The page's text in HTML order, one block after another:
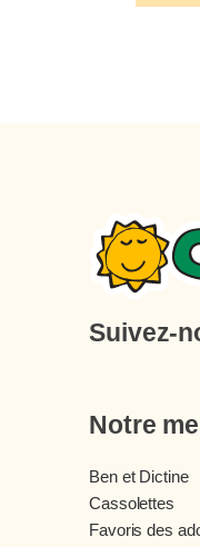
Suivez-
Notre
Ben et Dictine
Cassolettes
Favoris des